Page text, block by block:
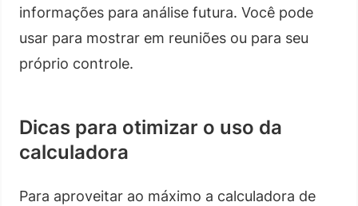
informações para análise futura. Você pode
usar para mostrar em reuniões ou para seu
próprio controle.
Dicas para otimizar o uso da
calculadora
Para aproveitar ao máximo a calculadora de